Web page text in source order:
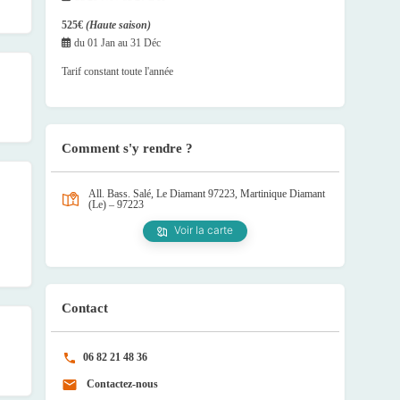
525€ (Haute saison)
du 01 Jan au 31 Déc
Tarif constant toute l'année
Comment s'y rendre ?
All. Bass. Salé, Le Diamant 97223, Martinique Diamant
(Le) – 97223
Voir la carte
Contact
06 82 21 48 36
Contactez-nous